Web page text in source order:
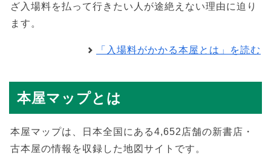
ざ入場料を払って行きたい人が途絶えない理由に迫り
ます。
「入場料がかかる本屋とは」を読む
本屋マップとは
本屋マップは、日本全国にある4,652店舗の新書店・
古本屋の情報を収録した地図サイトです。